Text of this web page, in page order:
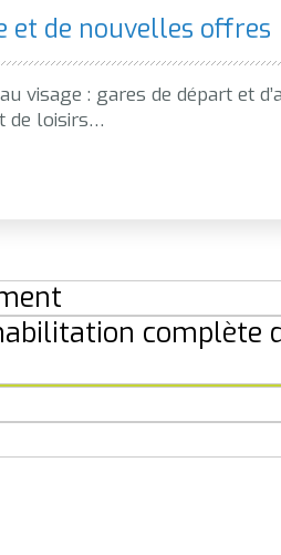
et de nouvelles offres
visage : gares de départ et
de loisirs…
complète